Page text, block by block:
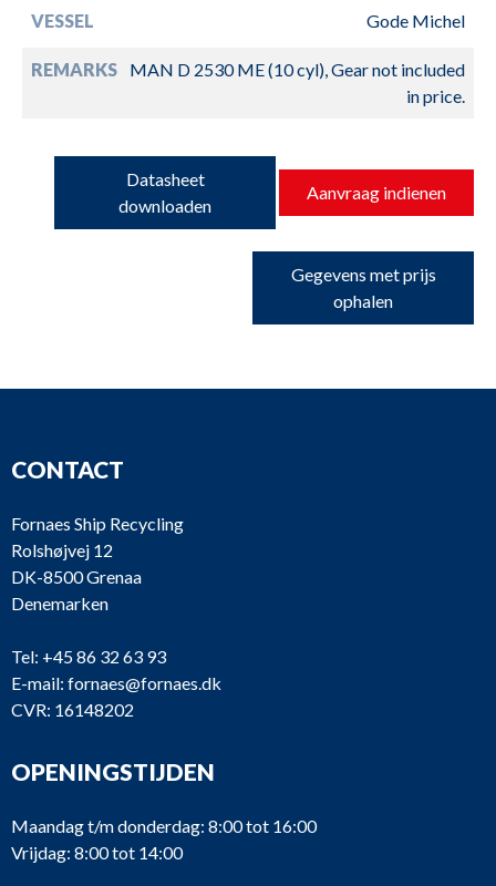
VESSEL Gode Michel
REMARKS
MAN D 2530 ME (10 cyl), Gear not included
in price.
Datasheet
downloaden
Aanvraag indienen
Gegevens met prijs
ophalen
CONTACT
Fornaes Ship Recycling
Rolshøjvej 12
DK-8500 Grenaa
Denemarken
Tel: +45 86 32 63 93
E-mail: fornaes@fornaes.dk
CVR: 16148202
OPENINGSTIJDEN
Maandag t/m donderdag: 8:00 tot 16:00
Vrijdag: 8:00 tot 14:00